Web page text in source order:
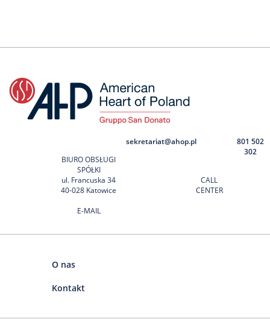
BIURO OBSŁUGI
SPÓŁKI
ul. Francuska 34
40-028 Katowice
E-MAIL
sekretariat@ahop.pl
CALL
CENTER
801 502
302
O nas
Kontakt